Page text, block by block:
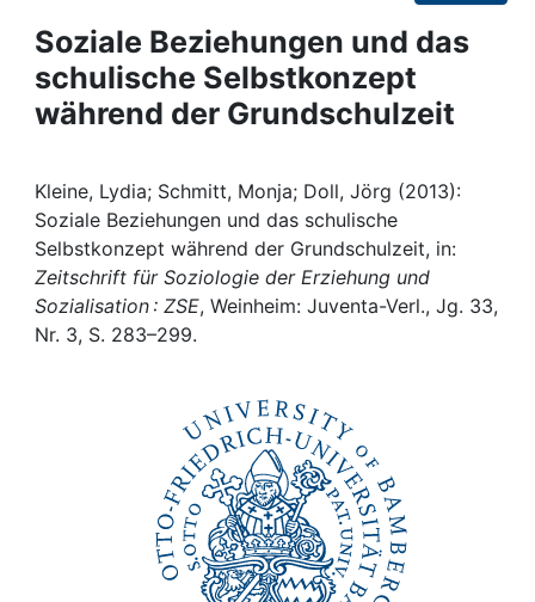
Projects
People
Awards
My FIS
Help
Soziale Beziehungen und das
schulische Selbstkonzept
während der Grundschulzeit
Kleine, Lydia; Schmitt, Monja; Doll, Jörg (2013):
Soziale Beziehungen und das schulische
Selbstkonzept während der Grundschulzeit, in:
Zeitschrift für Soziologie der Erziehung und
Sozialisation : ZSE, Weinheim: Juventa-Verl., Jg. 33,
Nr. 3, S. 283–299.